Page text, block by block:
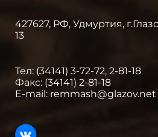
427627, РФ, Удмуртия,
13
Тел: (34141) 3-72-72, 2-81-18
Факс: (34141) 2-81-18
E-mail: remmash@glazov.net